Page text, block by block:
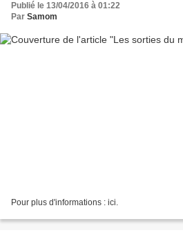
Publié le 13/04/2016 à 01:22
Par Samom
Pour plus d'informations : ici.